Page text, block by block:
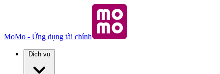
MoMo - Ứng dụng tài chính
Dịch vụ